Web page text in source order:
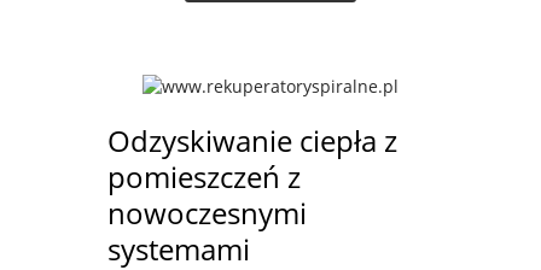
Odzyskiwanie ciepła z
pomieszczeń z
nowoczesnymi
systemami